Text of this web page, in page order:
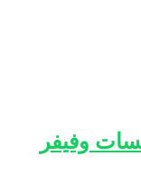
وفيفر